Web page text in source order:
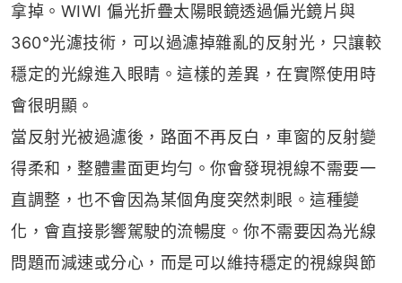
拿掉。WIWI 偏光折疊太陽眼鏡透過偏光鏡片與
360°光濾技術，可以過濾掉雜亂的反射光，只讓較
穩定的光線進入眼睛。這樣的差異，在實際使用時
會很明顯。
當反射光被過濾後，路面不再反白，車窗的反射變
得柔和，整體畫面更均勻。你會發現視線不需要一
直調整，也不會因為某個角度突然刺眼。這種變
化，會直接影響駕駛的流暢度。你不需要因為光線
問題而減速或分心，而是可以維持穩定的視線與節